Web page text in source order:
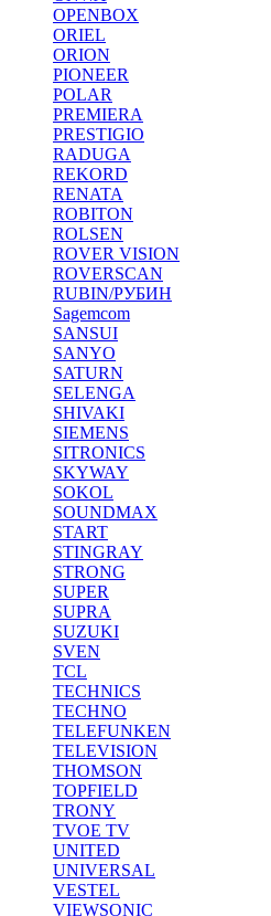
OPENBOX
ORIEL
ORION
PIONEER
POLAR
PREMIERA
PRESTIGIO
RADUGA
REKORD
RENATA
ROBITON
ROLSEN
ROVER VISION
ROVERSCAN
RUBIN/РУБИН
Sagemcom
SANSUI
SANYO
SATURN
SELENGA
SHIVAKI
SIEMENS
SITRONICS
SKYWAY
SOKOL
SOUNDMAX
START
STINGRAY
STRONG
SUPER
SUPRA
SUZUKI
SVEN
TCL
TECHNICS
TECHNO
TELEFUNKEN
TELEVISION
THOMSON
TOPFIELD
TRONY
TVOE TV
UNITED
UNIVERSAL
VESTEL
VIEWSONIC